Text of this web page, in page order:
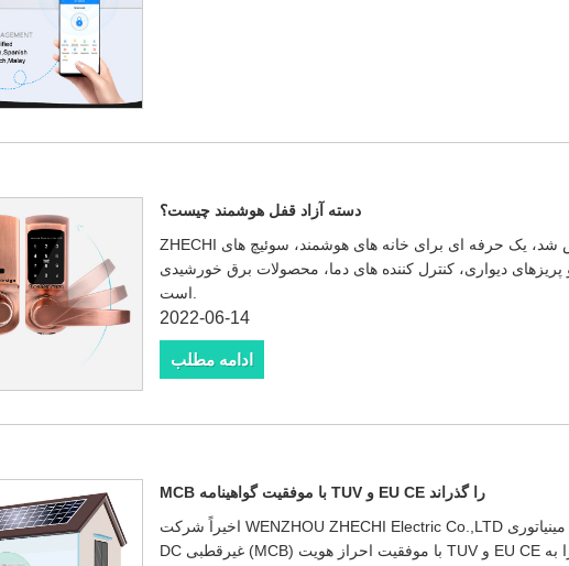
دسته آزاد قفل هوشمند چیست؟
ZHECHI در سال 2011 تاسیس شد، یک حرفه ای برای خانه های هوشمند، سوئیچ های
دیواری، کنترل کننده های دما، محصولات برق خورشیدی
2022-06-14
ادامه مطلب
MCB با موفقیت گواهینامه TUV و EU CE را گذراند
اخیراً شرکت WENZHOU ZHECHI Electric Co.,LTD مدار قطع کننده مدار مینیاتوری
DC غیرقطبی (MCB) با موفقیت احراز هویت TUV و EU CE را تصویب کرد و ژچی را به